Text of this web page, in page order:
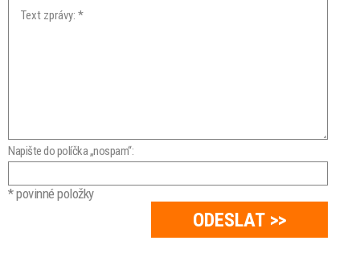
Napište do políčka „nospam“:
* povinné položky